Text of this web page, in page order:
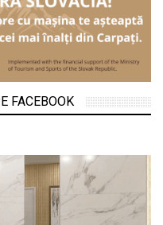
FACEBOOK